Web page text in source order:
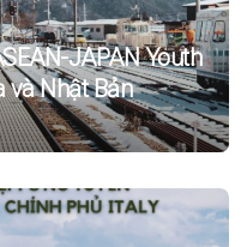
JAPAN Youth
và Nhật Bản